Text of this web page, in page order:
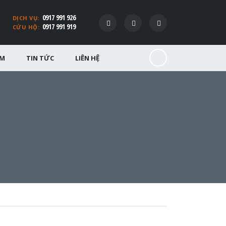
DỊCH VỤ: 0917 991 926
CỨU HỘ: 0917 991 919
TIN TỨC LIÊN HỆ